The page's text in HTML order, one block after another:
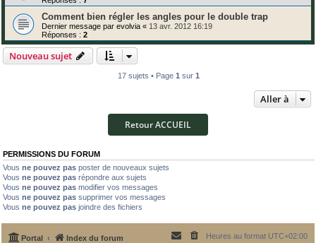
Comment bien régler les angles pour le double trap
Dernier message par evolvia « 13 avr. 2012 16:19
Réponses : 2
Nouveau sujet
17 sujets • Page 1 sur 1
Aller à
Retour ACCUEIL
PERMISSIONS DU FORUM
Vous ne pouvez pas poster de nouveaux sujets
Vous ne pouvez pas répondre aux sujets
Vous ne pouvez pas modifier vos messages
Vous ne pouvez pas supprimer vos messages
Vous ne pouvez pas joindre des fichiers
Portal Index du forum Heures au format UTC+02:00